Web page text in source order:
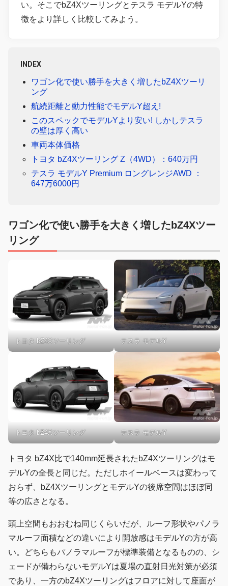
い。そこでbZ4Xツーリングとテスラ モデルYの特
徴をより詳しく比較してみよう。
INDEX
ワゴン化で使い勝手を大きく増したbZ4Xツーリ
ング
航続距離と動力性能でモデルY超え!
このスペックでモデルYより安い! しかしテスラ
の壁は厚く高い
車両本体価格
トヨタ bZ4Xツーリング Z（4WD）：640万円
テスラ モデルY Premium ロングレンジAWD ：
647万6000円
ワゴン化で使い勝手を大きく増したbZ4Xツー
リング
トヨタ bZ4Xツーリング テスラ モデルY
トヨタ bZ4Xツーリング テスラ モデルY
トヨタ bZ4X比で140mm延長されたbZ4Xツーリングはモ
デルYの全長と同じだ。ただしホイールベースは変わって
おらず、bZ4XツーリングとモデルYの後席空間はほぼ同
等の広さとなる。
頭上空間もおおむね同じくらいだが、ルーフ形状やパノラ
マルーフ面積などの違いにより開放感はモデルYの方が高
い。どちらもパノラマルーフが標準装備となるものの、シ
ェードが備わらないモデルYは夏場の直射日光対策が必須
であり、一方のbZ4Xツーリングはフロアに対して座面が